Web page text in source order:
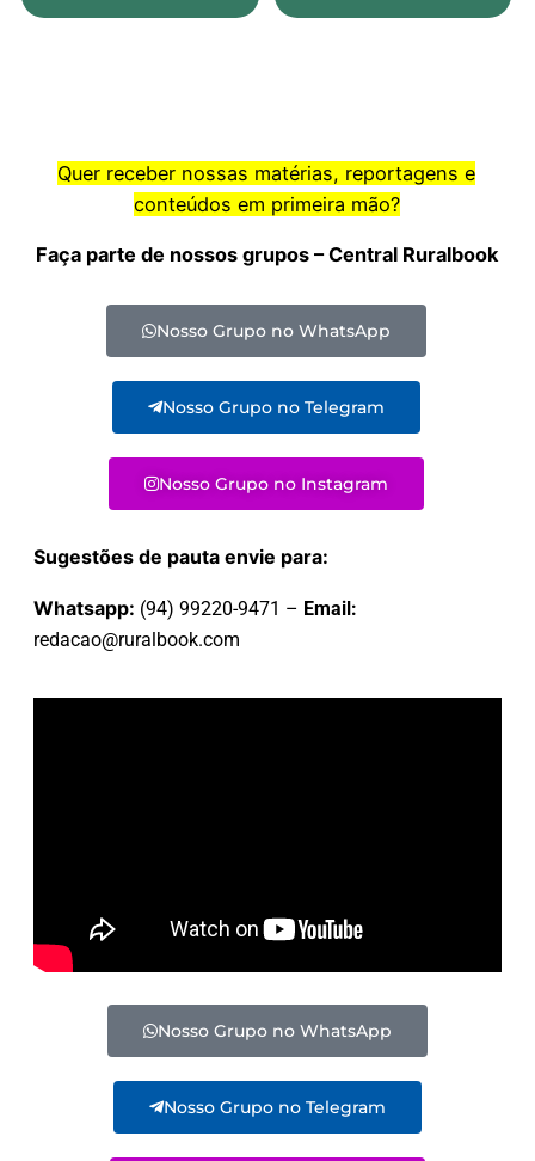
Quer receber nossas matérias, reportagens e
conteúdos em primeira mão?
Faça parte de nossos grupos – Central Ruralbook
Nosso Grupo no WhatsApp
Nosso Grupo no Telegram
Nosso Grupo no Instagram
Sugestões de pauta envie para:
Whatsapp: (94) 99220-9471 – Email:
redacao@ruralbook.com
Nosso Grupo no WhatsApp
Nosso Grupo no Telegram